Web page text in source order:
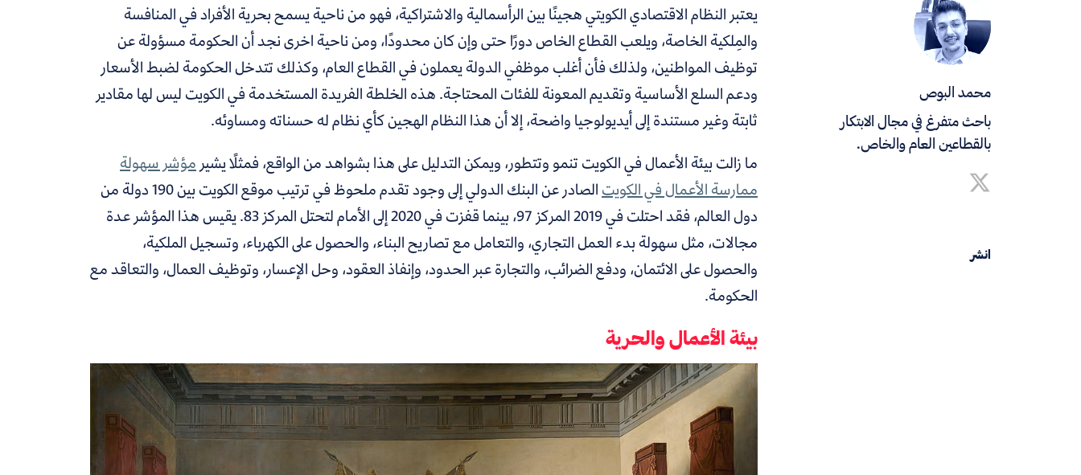
محمد البوص
باحث متفرغ في مجال الابتكار
بالقطاعين العام والخاص.
انشر
يعتبر النظام الاقتصادي الكويتي هجينًا بين الرأسمالية والاشتراكية، فهو من ناحية يسمح بحرية الأفراد في المنافسة
والمِلكية الخاصة، ويلعب القطاع الخاص دورًا حتى وإن كان محدودًا، ومن ناحية اخرى نجد أن الحكومة مسؤولة عن
توظيف المواطنين، ولذلك فأن أغلب موظفي الدولة يعملون في القطاع العام، وكذلك تتدخل الحكومة لضبط الأسعار
ودعم السلع الأساسية وتقديم المعونة للفئات المحتاجة. هذه الخلطة الفريدة المستخدمة في الكويت ليس لها مقادير
ثابتة وغير مستندة إلى أيديولوجيا واضحة، إلا أن هذا النظام الهجين كأي نظام له حسناته ومساوئه.
ما زالت بيئة الأعمال في الكويت تنمو وتتطور، ويمكن التدليل على هذا بشواهد من الواقع، فمثلًا يشيرمؤشر سهولة
ممارسة الأعمال في الكويت
الصادر عن البنك الدولي إلى وجود تقدم ملحوظ في ترتيب موقع الكويت بين 190 دولة من
دول العالم، فقد احتلت في 2019 المركز 97، بينما قفزت في 2020 إلى الأمام لتحتل المركز 83. يقيس هذا المؤشر عدة
مجالات، مثل سهولة بدء العمل التجاري، والتعامل مع تصاريح البناء، والحصول على الكهرباء، وتسجيل الملكية،
والحصول على الائتمان، ودفع الضرائب، والتجارة عبر الحدود، وإنفاذ العقود، وحل الإعسار، وتوظيف العمال، والتعاقد مع
الحكومة.
بيئة الأعمال والحرية